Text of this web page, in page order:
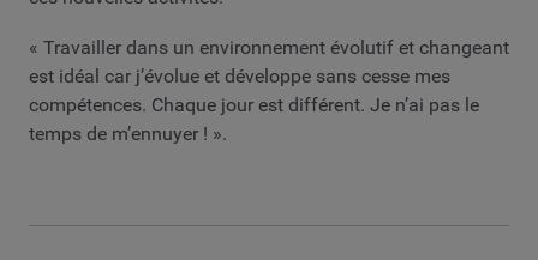
« Travailler dans un environnement évolutif et changeant
est idéal car j’évolue et développe sans cesse mes
compétences. Chaque jour est différent. Je n’ai pas le
temps de m’ennuyer ! ».